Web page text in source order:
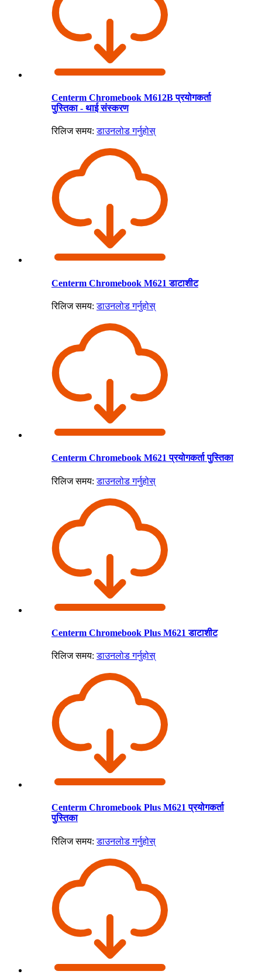
Centerm Chromebook M612B प्रयोगकर्ता
पुस्तिका - थाई संस्करण
रिलिज समय: डाउनलोड गर्नुहोस्
Centerm Chromebook M621 डाटाशीट
रिलिज समय: डाउनलोड गर्नुहोस्
Centerm Chromebook M621 प्रयोगकर्ता पुस्तिका
रिलिज समय: डाउनलोड गर्नुहोस्
Centerm Chromebook Plus M621 डाटाशीट
रिलिज समय: डाउनलोड गर्नुहोस्
Centerm Chromebook Plus M621 प्रयोगकर्ता
पुस्तिका
रिलिज समय: डाउनलोड गर्नुहोस्